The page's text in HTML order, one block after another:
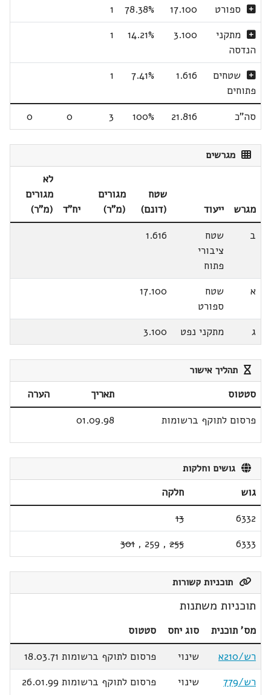
ספורט
17.100
78.38%
1
מתקני
הנדסה
3.100
14.21%
1
שטחים
פתוחים
1.616
7.41%
1
סה"כ 21.816
100%
3
0
0
מגרשים
מגרש ייעוד
שטח
(דונם)
מגורים
(מ"ר)
יח"ד
לא
מגורים
(מ"ר)
ב
שטח
ציבורי
פתוח
1.616
א
שטח
ספורט
17.100
ג מתקני נפט 3.100
תהליך אישור
סטטוס תאריך
הערה
פרסום לתוקף ברשומות
01.09.98
גושים וחלקות
גוש
חלקה
6332
13
6333
255
,
259
,
301
תוכניות קשורות
תוכניות משתנות
מס' תוכנית סוג יחס
סטטוס
רש/210א
שינוי
פרסום לתוקף ברשומות 18.03.71
רש/779
שינוי פרסום לתוקף ברשומות 26.01.99